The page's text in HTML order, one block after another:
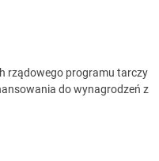
rządowego programu tarczy
do wynagrodzeń z